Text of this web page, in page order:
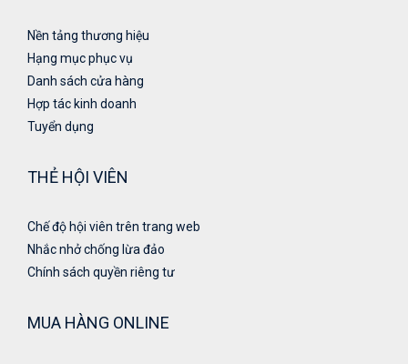
Nền tảng thương hiệu
Hạng mục phục vụ
Danh sách cửa hàng
Hợp tác kinh doanh
Tuyển dụng
THẺ HỘI VIÊN
Chế độ hội viên trên trang web
Nhắc nhở chống lừa đảo
Chính sách quyền riêng tư
MUA HÀNG ONLINE